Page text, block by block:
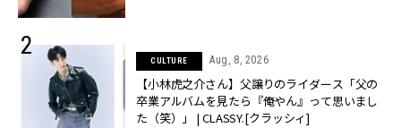
CULTURE Aug, 8, 2026
【小林虎之介さん】父譲りのライダース「父の
卒業アルバムを見たら『俺やん』って思いまし
た（笑）」 | CLASSY.[クラッシィ]